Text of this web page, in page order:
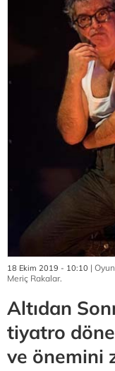
18 Ekim 2019 - 10:10 |
Meriç Rakalar.
Altıdan
tiyatro
ve önemini